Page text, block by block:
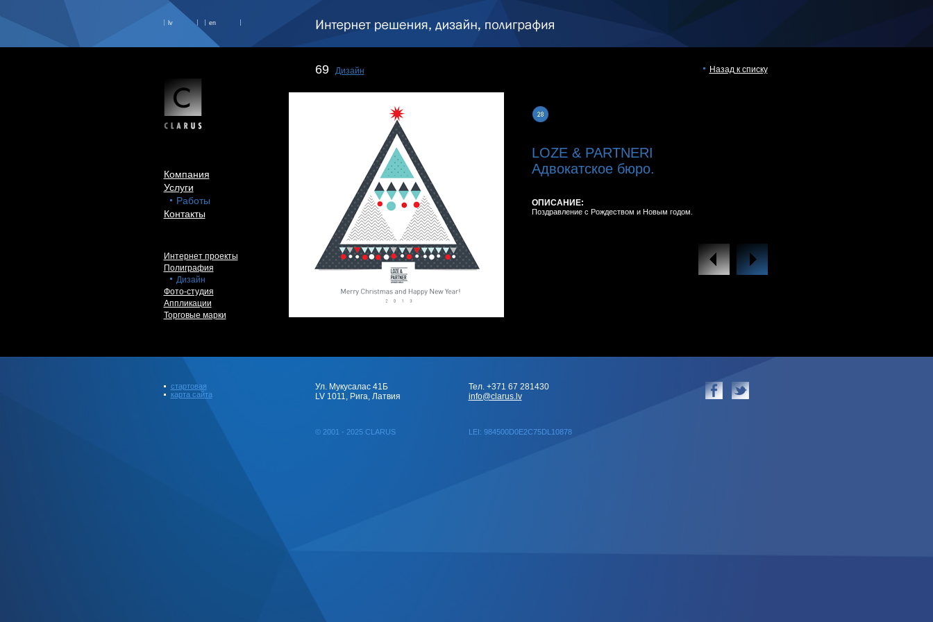
lv en
Компания
Услуги
Работы
Контакты
Интернет проекты
Полиграфия
Дизайн
Фото-студия
Аппликации
Торговые марки
69 Дизайн Назад к списку
LOZE & PARTNERI
Aдвокатское бюро.
ОПИСАНИЕ:
Поздравление с Рождеством и Новым годом.
стартовая
карта сайта
Ул. Мукусалас 41Б
LV 1011, Рига, Латвия
© 2001 - 2025 CLARUS LEI: 984500D0E2C75DL10878
Тел. +371 67 281430
info@clarus.lv